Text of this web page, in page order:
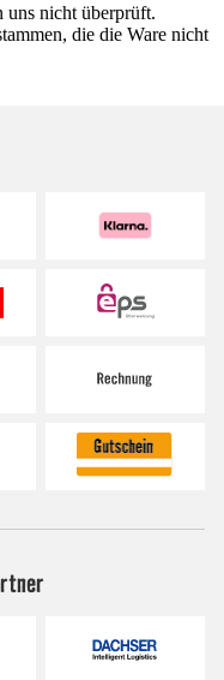
nicht überprüft.
die die Ware nicht